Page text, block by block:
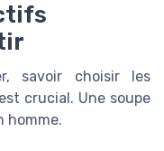
savoir choisir les
crucial. Une soupe
homme.